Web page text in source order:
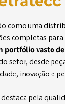
como uma
completas
portfólio vasto de
setor, desde
inovação e
pela